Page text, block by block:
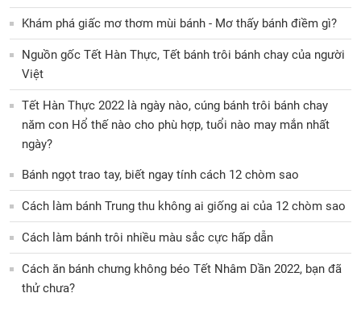
Khám phá giấc mơ thơm mùi bánh - Mơ thấy bánh điềm gì?
Nguồn gốc Tết Hàn Thực, Tết bánh trôi bánh chay của người
Việt
Tết Hàn Thực 2022 là ngày nào, cúng bánh trôi bánh chay
năm con Hổ thế nào cho phù hợp, tuổi nào may mắn nhất
ngày?
Bánh ngọt trao tay, biết ngay tính cách 12 chòm sao
Cách làm bánh Trung thu không ai giống ai của 12 chòm sao
Cách làm bánh trôi nhiều màu sắc cực hấp dẫn
Cách ăn bánh chưng không béo Tết Nhâm Dần 2022, bạn đã
thử chưa?